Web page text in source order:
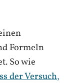
Formeln
So wie
der Versuch,